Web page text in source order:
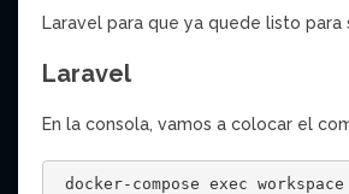
Laravel para que ya quede listo para
Laravel
En la consola, vamos a colocar el
docker-compose exec workspace